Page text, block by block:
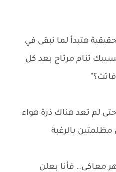
هتبدأ لما نبقى في
تنام مرتاح بعد كل
لم تعد هناك ذرة هواء
بالرغبة
معاكى.. فأنا بعلن